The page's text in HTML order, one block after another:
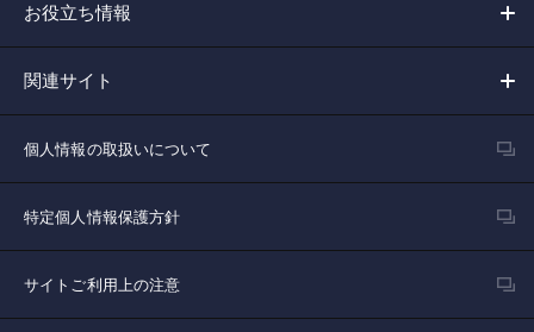
お役立ち情報
関連サイト
個人情報の取扱いについて
特定個人情報保護方針
サイトご利用上の注意